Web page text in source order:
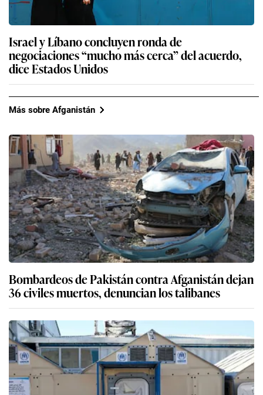
Israel y Líbano concluyen ronda de
negociaciones “mucho más cerca” del acuerdo,
dice Estados Unidos
Más sobre Afganistán
Bombardeos de Pakistán contra Afganistán dejan
36 civiles muertos, denuncian los talibanes